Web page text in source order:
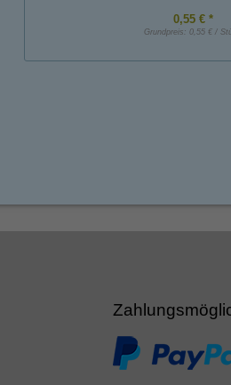
0,55 € *
Grundpreis: 0,55 € /